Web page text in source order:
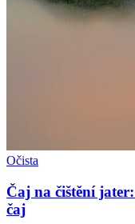
Očista
Čaj na čištění
čaj